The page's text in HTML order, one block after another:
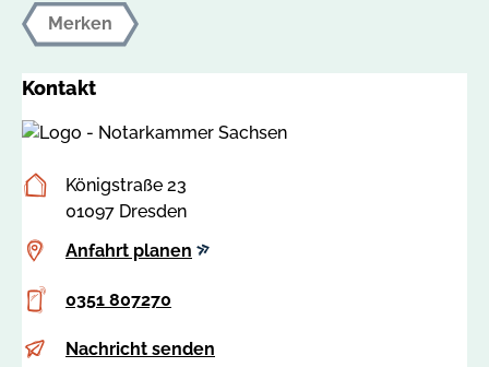
Merken
Kontakt
Postanschrift
Königstraße 23
01097 Dresden
Anfahrt
Anfahrt planen
Telefon
0351 807270
n
Nachricht senden